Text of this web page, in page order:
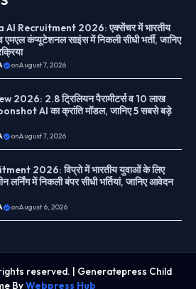
Recruitment 2026: एक्सेंचर में भारतीय
कंप्यूटेशनल साइंस में निकली सीधी भर्ती, जानिए
onAugust 7, 2026
2026: 2.8 ट्रिलियन पैरामीटर्स व 10 लाख
AI का क्रांति मॉडल, जानिए 5 सबसे बड़े
onAugust 7, 2026
2026: विप्रो में भारतीय युवाओं के लिए
लर्निंग में निकली बंपर सीधी भर्तियां, जानिए आवेदन
onAugust 6, 2026
reserved. | Generatepress Child
ByWebpress Hub